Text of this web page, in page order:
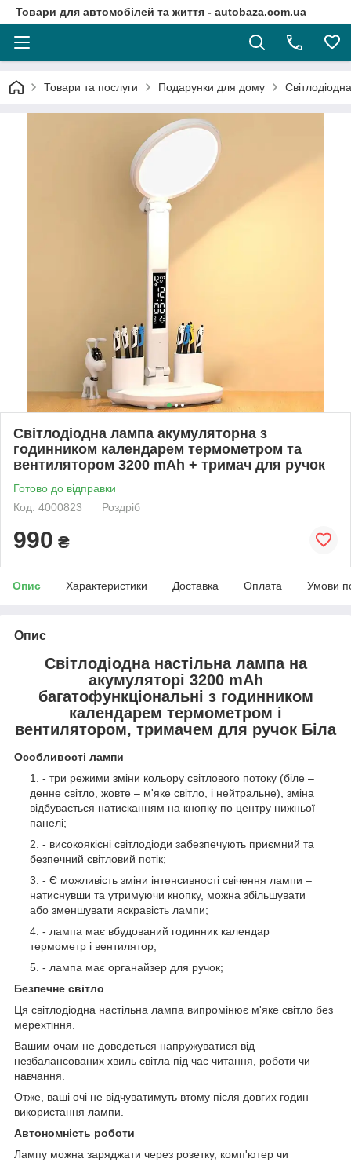
Товари для автомобілей та життя - autobaza.com.ua
Товари та послуги Подарунки для дому
Світлодіодна лампа акумуляторна з
годинником календарем термометром та
вентилятором 3200 mAh + тримач для ручок
Готово до відправки
Код: 4000823
Роздріб
990 ₴
Опис Характеристики Доставка Оплата Умови
Опис
Світлодіодна настільна лампа на
акумуляторі 3200 mAh
багатофункціональні з годинником
календарем термометром і
вентилятором, тримачем для ручок Біла
Особливості лампи
- три режими зміни кольору світлового потоку (біле –
денне світло, жовте – м'яке світло, і нейтральне), зміна
відбувається натисканням на кнопку по центру нижньої
панелі;
- високоякісні світлодіоди забезпечують приємний та
безпечний світловий потік;
- Є можливість зміни інтенсивності свічення лампи –
натиснувши та утримуючи кнопку, можна збільшувати
або зменшувати яскравість лампи;
- лампа має вбудований годинник календар
термометр і вентилятор;
- лампа має органайзер для ручок;
Безпечне світло
Ця світлодіодна настільна лампа випромінює м'яке світло без
мерехтіння.
Вашим очам не доведеться напружуватися від
незбалансованих хвиль світла під час читання, роботи чи
навчання.
Отже, ваші очі не відчуватимуть втому після довгих годин
використання лампи.
Автономність роботи
Лампу можна заряджати через розетку, комп'ютер чи